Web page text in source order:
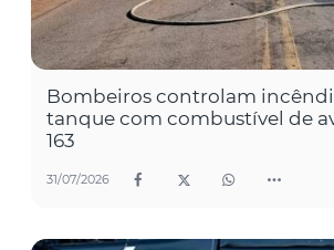
Bombeiros controlam
tanque com combustível de
163
31/07/2026